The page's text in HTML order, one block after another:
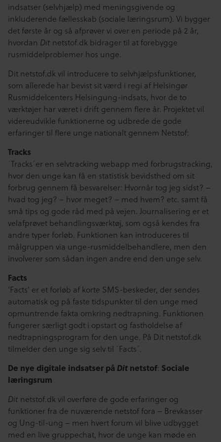
indsatser (selvhjælp) med meningsgivende og
inkluderende fællesskab (sociale læringsrum). Vi bygger
det første år og så afprøver vi over en periode på 2 år,
hvordan Dit netstof.dk bidrager til at forebygge
rusmiddelproblemer hos unge.
Dit netstof.dk vil introducere to selvhjælpsfunktioner,
som allerede har bevist sit værd i regi af Helsingør
Rusmiddelcenters Helsingung-indsats, hvor de to
værktøjer har været i drift gennem flere år. Projektet vil
videreudvikle funktionerne og udbrede de gode
erfaringer til flere unge nationalt gennem Netstof:
Tracks
´Tracks´er en selvtracking webapp med forbrugstracking,
hvor den unge kan få en statistisk bevidsthed om sit
forbrug gennem få besvarelser: Hvornår tog jeg sidst? –
hvad tog jeg? – hvor meget? – med hvem? etc. samt få
små tips og gode råd med på vejen. Journalisering er et
velafprøvet behandlingsværktøj, som også kendes fra
andre typer forløb. Funktionen kan introduceres til
målgruppen via unge-rusmiddelbehandlere, men den
involverer som sådan ingen andre end den unge selv.
Facts
‘Facts’ er et forløb af korte SMS-beskeder, der sendes
automatisk og på faste tidspunkter til den unge med
opmuntrende fakta omkring nedtrapning. Funktionen
fungerer særligt godt i opstart og fastholdelse af
nedtrapningsprogram for den unge. På Dit netstof.dk
tilmelder den unge sig selv til ´Facts´.
De nye digitale indsatser på Dit netstof: Sociale
læringsrum
Dit netstof.dk vil overføre de gode erfaringer og
funktioner fra de nuværende netstof fora – Brevkasser
og Ung-til-ung – men hvert forum vil blive udbygget
med en live gruppechat, hvor de unge kan møde en